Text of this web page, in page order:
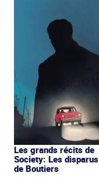
Les grands récits de
Society: Les disparus
de Boutiers